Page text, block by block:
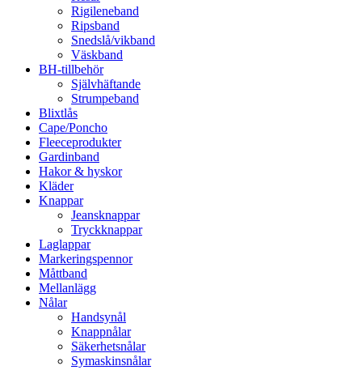
Rigileneband
Ripsband
Snedslå/vikband
Väskband
BH-tillbehör
Självhäftande
Strumpeband
Blixtlås
Cape/Poncho
Fleeceprodukter
Gardinband
Hakor & hyskor
Kläder
Knappar
Jeansknappar
Tryckknappar
Laglappar
Markeringspennor
Måttband
Mellanlägg
Nålar
Handsynål
Knappnålar
Säkerhetsnålar
Symaskinsnålar